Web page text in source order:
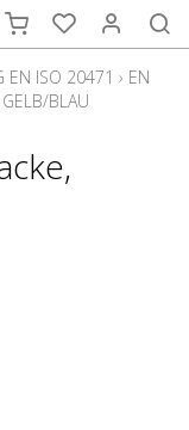
EN ISO 20471 › EN
GELB/BLAU